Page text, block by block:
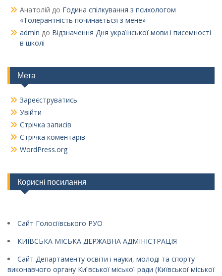
Анатолій до Година спілкування з психологом
«Толерантність починається з мене»
admin до Відзначення Дня української мови і писемності
в школі
Мета
Зареєструватись
Увійти
Стрічка записів
Стрічка коментарів
WordPress.org
Корисні посилання
Сайт Голосіївського РУО
КИЇВСЬКА МІСЬКА ДЕРЖАВНА АДМІНІСТРАЦІЯ
Сайт Департаменту освіти і науки, молоді та спорту
виконавчого органу Київської міської ради (Київської міської